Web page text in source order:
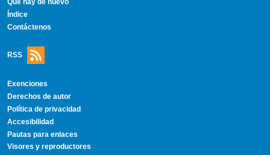
Índice
Contáctenos
RSS
Exenciones
Derechos de autor
Política de privacidad
Accesibilidad
Pautas para enlaces
Visores y reproductores